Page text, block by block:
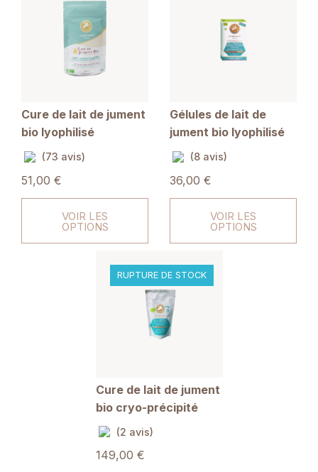
Cure de lait de jument
bio lyophilisé
(73 avis)
51,00 €
VOIR LES
OPTIONS
Gélules de lait de
jument bio lyophilisé
(8 avis)
36,00 €
VOIR LES
OPTIONS
RUPTURE DE STOCK
Cure de lait de jument
bio cryo-précipité
(2 avis)
149,00 €